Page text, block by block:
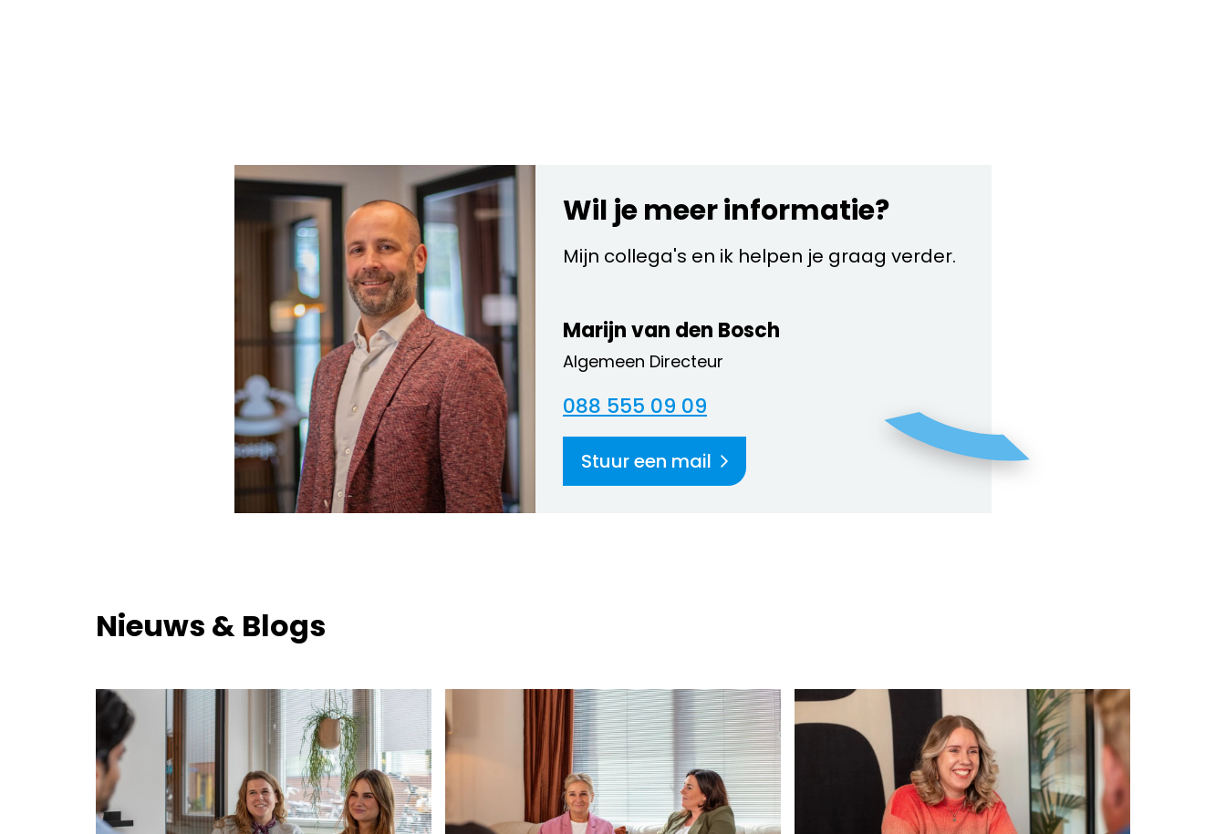
Wil je meer informatie?
Mijn collega's en ik helpen je graag verder.
Marijn van den Bosch
Algemeen Directeur
088 555 09 09
Stuur een mail
Nieuws & Blogs